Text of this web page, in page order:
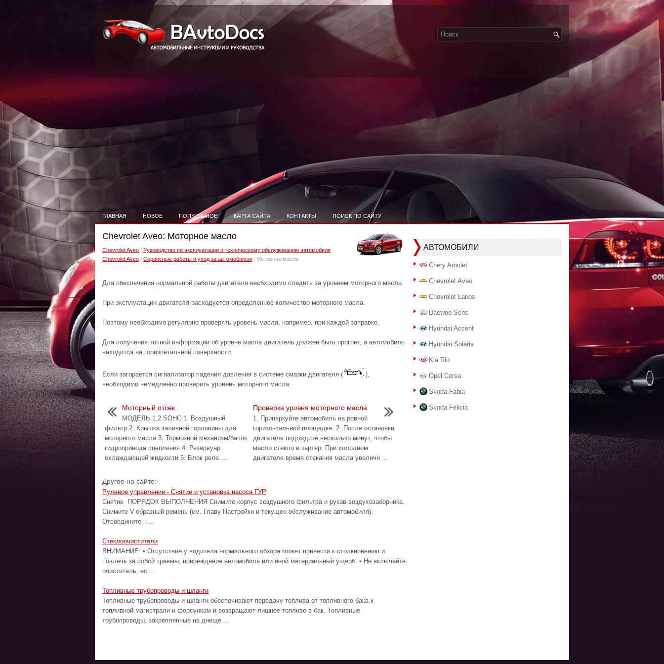
ГЛАВНАЯ НОВОЕ ПОПУЛЯРНОЕ КАРТА САЙТА КОНТАКТЫ ПОИСК ПО САЙТУ
Chevrolet Aveo: Моторное масло
Chevrolet Aveo / Руководство по эксплуатации и техническому обслуживанию автомобиля
Chevrolet Aveo / Сервисные работы и уход за автомобилем / Моторное масло
Для обеспечения нормальной работы двигателя необходимо следить за уровнем моторного масла.
При эксплуатации двигателя расходуется определенное количество моторного масла.
Поэтому необходимо регулярно проверять уровень масла, например, при каждой заправке.
Для получения точной информации об уровне масла двигатель должен быть прогрет, а автомобиль
находится на горизонтальной поверхности.
Если загорается сигнализатор падения давления в системе смазки двигателя (
),
необходимо немедленно проверить уровень моторного масла.
Моторный отсек
МОДЕЛЬ 1,2 SOHC 1. Воздушный
фильтр 2. Крышка заливной горловины для
моторного масла 3. Тормозной механизм/бачок
гидропривода сцепления 4. Резервуар
охлаждающей жидкости 5. Блок реле ...
Проверка уровня моторного масла
1. Припаркуйте автомобиль на ровной
горизонтальной площадке. 2. После остановки
двигателя подождите несколько минут, чтобы
масло стекло в картер. При холодном
двигателе время стекания масла увеличи ...
Другое на сайте:
Рулевое управление - Снятие и установка насоса ГУР
Снятие ПОРЯДОК ВЫПОЛНЕНИЯ Снимите корпус воздушного фильтра и рукав воздухозаборника.
Снимите V-образный ремень (см. Главу Настройки и текущее обслуживание автомобиля).
Отсоедините н ...
Стеклоочистители
ВНИМАНИЕ: • Отсутствие у водителя нормального обзора может привести к столкновению и
повлечь за собой травмы, повреждение автомобиля или иной материальный ущерб. • Не включайте
очиститель, ес ...
Топливные трубопроводы и шланги
Топливные трубопроводы и шланги обеспечивают передачу топлива от топливного бака к
топливной магистрали и форсункам и возвращают лишнее топливо в бак. Топливные
трубопроводы, закрепленные на днище ...
АВТОМОБИЛИ
Chery Amulet
Chevrolet Aveo
Chevrolet Lanos
Daewoo Sens
Hyundai Accent
Hyundai Solaris
Kia Rio
Opel Corsa
Skoda Fabia
Skoda Felicia